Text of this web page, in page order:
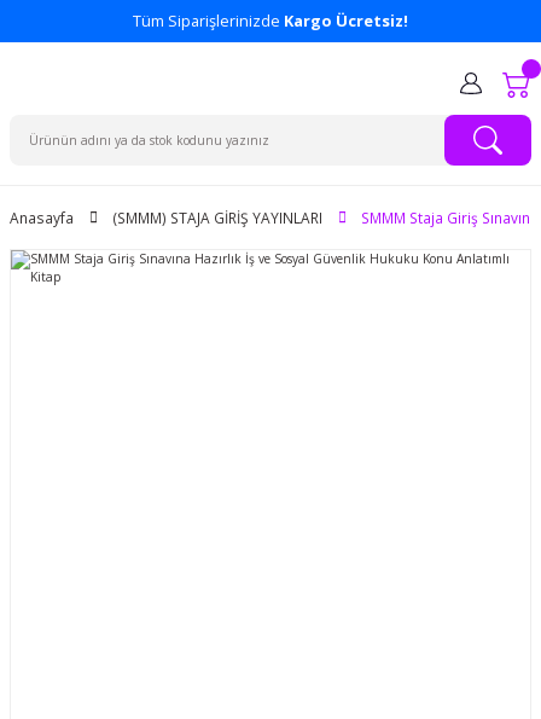
Tüm Siparişlerinizde Kargo Ücretsiz!
Anasayfa (SMMM) STAJA GİRİŞ YAYINLARI SMMM Staja Giriş